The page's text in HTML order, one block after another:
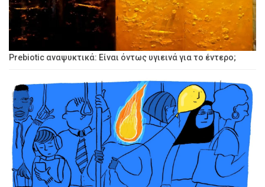
Prebiotic αναψυκτικά: Είναι όντως υγιεινά για το έντερο;